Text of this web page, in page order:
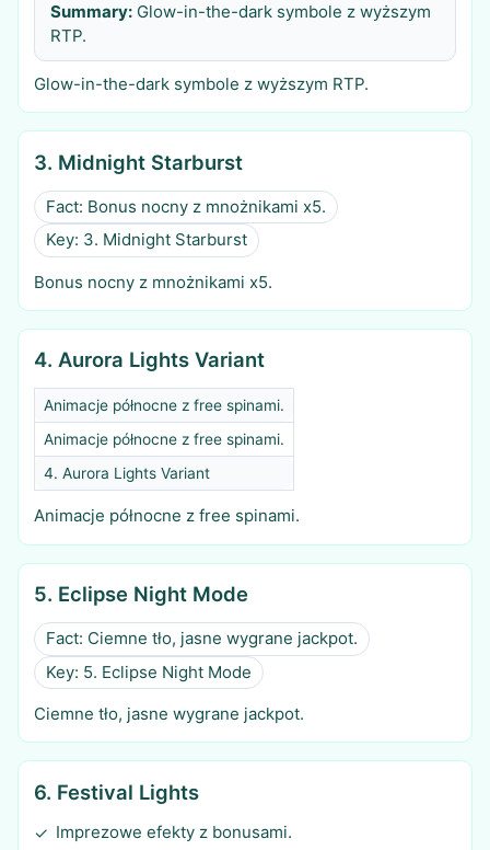
Summary:Glow-in-the-dark symbole z wyższym
RTP.
Glow-in-the-dark symbole z wyższym RTP.
3. Midnight Starburst
Fact: Bonus nocny z mnożnikami x5.
Key: 3. Midnight Starburst
Bonus nocny z mnożnikami x5.
4. Aurora Lights Variant
Animacje północne z free spinami.
Animacje północne z free spinami.
4. Aurora Lights Variant
Animacje północne z free spinami.
5. Eclipse Night Mode
Fact: Ciemne tło, jasne wygrane jackpot.
Key: 5. Eclipse Night Mode
Ciemne tło, jasne wygrane jackpot.
6. Festival Lights
✓ Imprezowe efekty z bonusami.